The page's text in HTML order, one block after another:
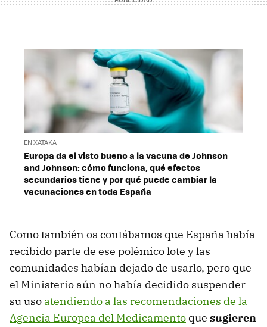
EN XATAKA
Europa da el visto bueno a la vacuna de Johnson
and Johnson: cómo funciona, qué efectos
secundarios tiene y por qué puede cambiar la
vacunaciones en toda España
Como también os contábamos que España había
recibido parte de ese polémico lote y las
comunidades habían dejado de usarlo, pero que
el Ministerio aún no había decidido suspender
su uso atendiendo a las recomendaciones de la
Agencia Europea del Medicamento que sugieren